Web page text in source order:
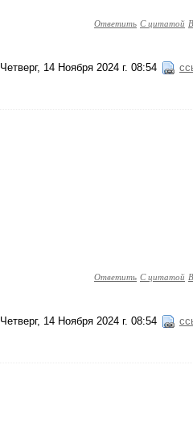
Ответить С цитатой
Четверг, 14 Ноября 2024 г. 08:54
Ответить С цитатой
Четверг, 14 Ноября 2024 г. 08:54